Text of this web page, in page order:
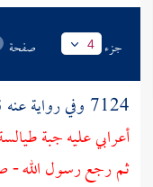
جزء 4 صفحة
7124 وفي رواية عنه قال :
أعرابي عليه جبة
ثم رجع رسول الله -